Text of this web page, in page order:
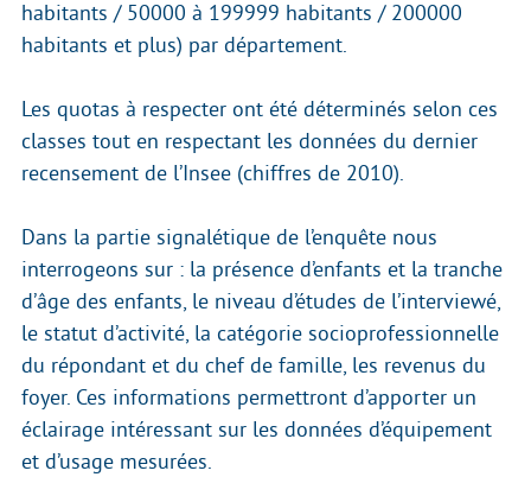
habitants / 50000 à 199999 habitants / 200000
habitants et plus) par département.
Les quotas à respecter ont été déterminés selon ces
classes tout en respectant les données du dernier
recensement de l’Insee (chiffres de 2010).
Dans la partie signalétique de l’enquête nous
interrogeons sur : la présence d’enfants et la tranche
d’âge des enfants, le niveau d’études de l’interviewé,
le statut d’activité, la catégorie socioprofessionnelle
du répondant et du chef de famille, les revenus du
foyer. Ces informations permettront d’apporter un
éclairage intéressant sur les données d’équipement
et d’usage mesurées.